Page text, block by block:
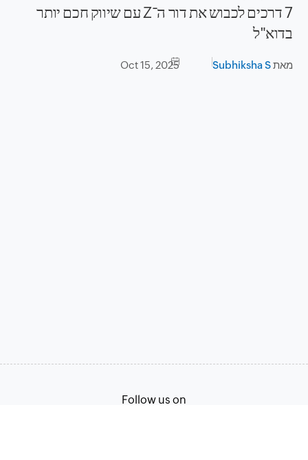
7 דרכים לכבוש את דור ה־Z עם שיווק חכם יותר
בדוא"ל
מאתSubhiksha S
Oct 15, 2025
Follow us on